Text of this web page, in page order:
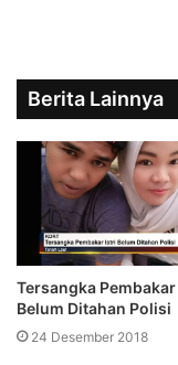
Berita Lainnya
Tersangka
Belum Ditahan Polisi
24 Desember 2018